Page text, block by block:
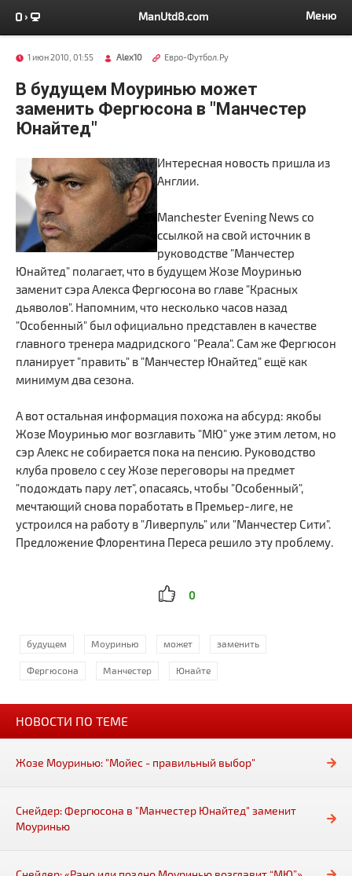
ManUtd8.com Меню
1 июн 2010, 01:55 Alex10 Евро-Футбол.Ру
В будущем Моуринью может
заменить Фергюсона в "Манчестер
Юнайтед"
Интересная новость пришла из
Англии.
Manchester Evening News со
ссылкой на свой источник в
руководстве "Манчестер
Юнайтед" полагает, что в будущем Жозе Моуринью
заменит сэра Алекса Фергюсона во главе "Красных
дьяволов". Напомним, что несколько часов назад
"Особенный" был официально представлен в качестве
главного тренера мадридского "Реала". Сам же Фергюсон
планирует "править" в "Манчестер Юнайтед" ещё как
минимум два сезона.
А вот остальная информация похожа на абсурд: якобы
Жозе Моуринью мог возглавить "МЮ" уже этим летом, но
сэр Алекс не собирается пока на пенсию. Руководство
клуба провело с сеу Жозе переговоры на предмет
"подождать пару лет", опасаясь, чтобы "Особенный",
мечтающий снова поработать в Премьер-лиге, не
устроился на работу в "Ливерпуль" или "Манчестер Сити".
Предложение Флорентина Переса решило эту проблему.
0
будущем Моуринью может заменить
Фергюсона Манчестер Юнайте
НОВОСТИ ПО ТЕМЕ
Жозе Моуринью: "Мойес - правильный выбор"
Снейдер: Фергюсона в "Манчестер Юнайтед" заменит
Моуринью